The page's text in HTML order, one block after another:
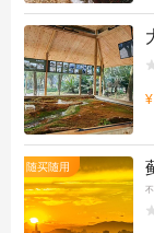
¥
随买随用